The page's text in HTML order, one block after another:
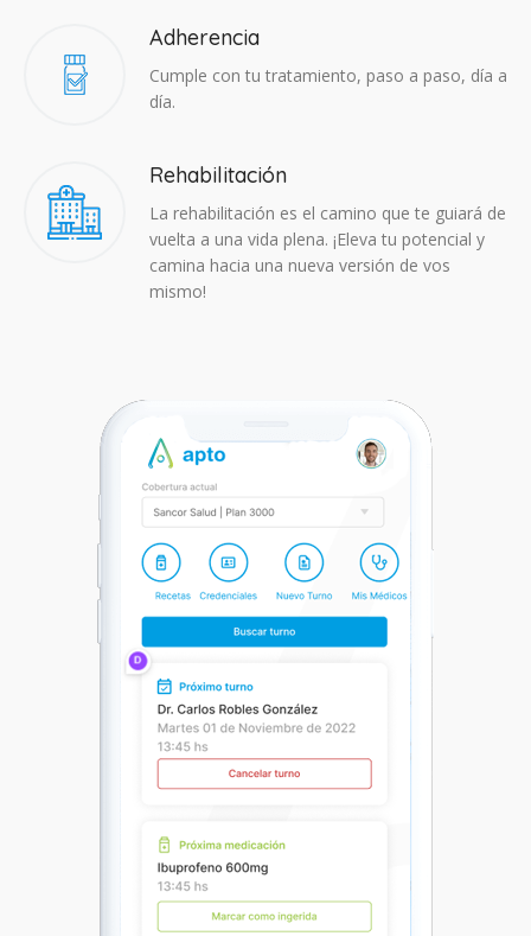
Adherencia​
Cumple con tu tratamiento, paso a paso, día a
día.
Rehabilitación
La rehabilitación es el camino que te guiará de
vuelta a una vida plena. ¡Eleva tu potencial y
camina hacia una nueva versión de vos
mismo!